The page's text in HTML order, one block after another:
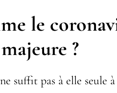
le
?
suffit pas à elle seule